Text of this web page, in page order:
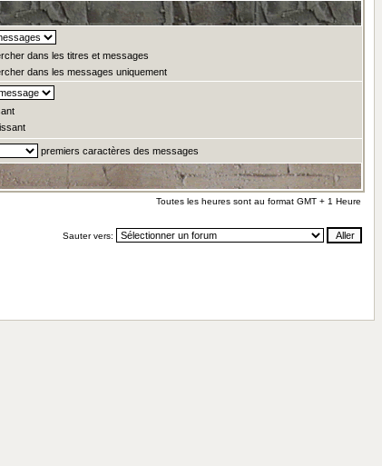
dans les titres et messages
dans les messages uniquement
premiers caractères des messages
Toutes les heures sont au format GMT + 1 Heure
Sauter vers: